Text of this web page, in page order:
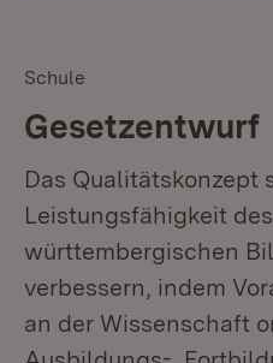
Schule
Gesetzentwurf
Das Qualitätskonzept
Leistungsfähigkeit
württembergischen
verbessern, indem
an der Wissenschaft